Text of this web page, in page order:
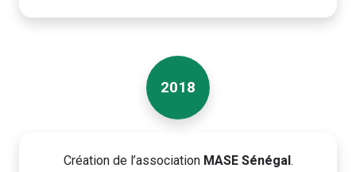
2018
Création de l’association MASE Sénégal.